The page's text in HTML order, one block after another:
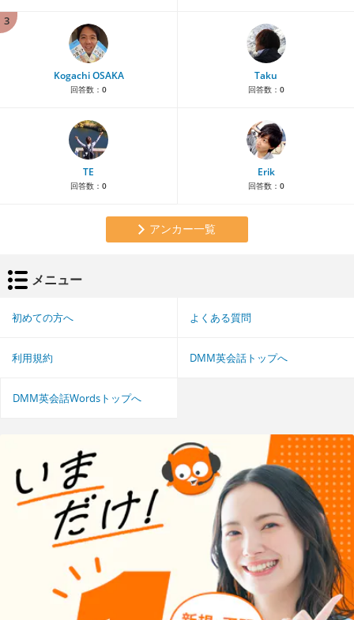
3
Kogachi OSAKA
回答数： 0
Taku
回答数： 0
TE
回答数： 0
Erik
回答数： 0
アンカー一覧
メニュー
初めての方へ よくある質問
利用規約 DMM英会話トップへ
DMM英会話Wordsトップへ